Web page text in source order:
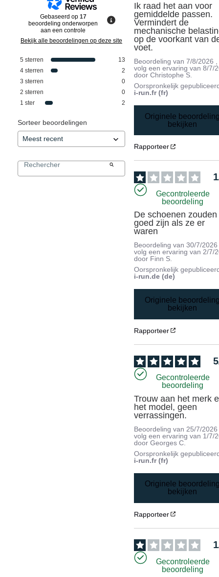
Gebaseerd op 17
beoordeling onderworpen
aan een controle
Bekijk alle beoordelingen op deze site
5 sterren
13
4 sterren
2
3 sterren
0
2 sterren
0
1 ster 2
Sorteer beoordelingen
Ik raad het aan voor
gemiddelde passen.
Vermindert de
mechanische
op de voorkant van
voet.
Beoordeling van7/8/2026
volg een ervaring van8/7/
doorChristophe S.
Oorspronkelijk
i-run.fr (fr)
Originele
bekijken
Rapporteer
1
Gecontroleerde
beoordeling
De schoenen zouden
goed zijn als ze er
waren
Beoordeling van30/7/2026
volg een ervaring van2/7/
door Finn S.
Oorspronkelijk
i-run.de (de)
Originele
bekijken
Rapporteer
5
Gecontroleerde
beoordeling
Trouw aan het merk
het model, geen
verrassingen.
Beoordeling van 25/7/2026
volg een ervaring van 1/7/
doorGeorges C.
Oorspronkelijk
i-run.fr (fr)
Originele
bekijken
Rapporteer
1
Gecontroleerde
beoordeling